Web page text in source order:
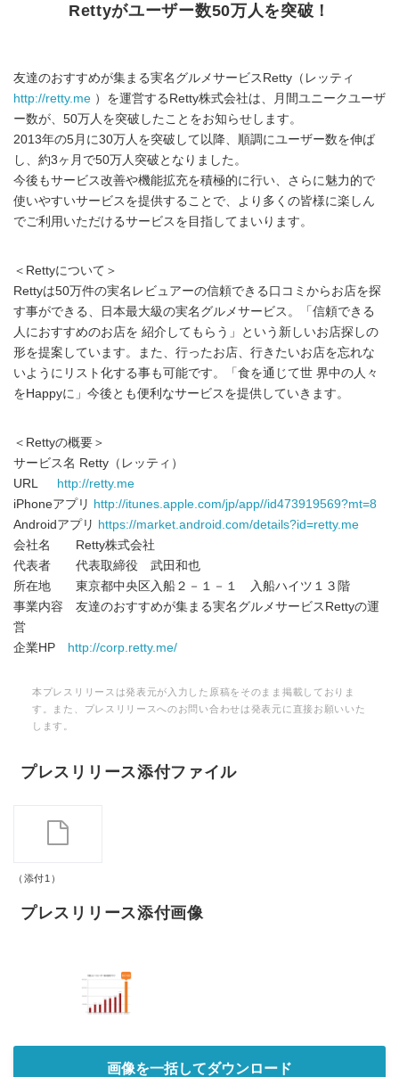
Rettyがユーザー数50万人を突破！
友達のおすすめが集まる実名グルメサービスRetty（レッティ
http://retty.me ）を運営するRetty株式会社は、月間ユニークユーザ
ー数が、50万人を突破したことをお知らせします。
2013年の5月に30万人を突破して以降、順調にユーザー数を伸ば
し、約3ヶ月で50万人突破となりました。
今後もサービス改善や機能拡充を積極的に行い、さらに魅力的で
使いやすいサービスを提供することで、より多くの皆様に楽しん
でご利用いただけるサービスを目指してまいります。
＜Rettyについて＞
Rettyは50万件の実名レビュアーの信頼できる口コミからお店を探
す事ができる、日本最大級の実名グルメサービス。「信頼できる
人におすすめのお店を 紹介してもらう」という新しいお店探しの
形を提案しています。また、行ったお店、行きたいお店を忘れな
いようにリスト化する事も可能です。「食を通じて世 界中の人々
をHappyに」今後とも便利なサービスを提供していきます。
＜Rettyの概要＞
サービス名 Retty（レッティ）
URL
http://retty.me
iPhoneアプリ http://itunes.apple.com/jp/app//id473919569?mt=8
Androidアプリ https://market.android.com/details?id=retty.me
会社名 Retty株式会社
代表者 代表取締役 武田和也
所在地 東京都中央区入船２－１－１ 入船ハイツ１３階
事業内容 友達のおすすめが集まる実名グルメサービスRettyの運
営
企業HP
http://corp.retty.me/
本プレスリリースは発表元が入力した原稿をそのまま掲載しておりま
す。また、プレスリリースへのお問い合わせは発表元に直接お願いいた
します。
プレスリリース添付ファイル
（添付1）
プレスリリース添付画像
画像を一括してダウンロード